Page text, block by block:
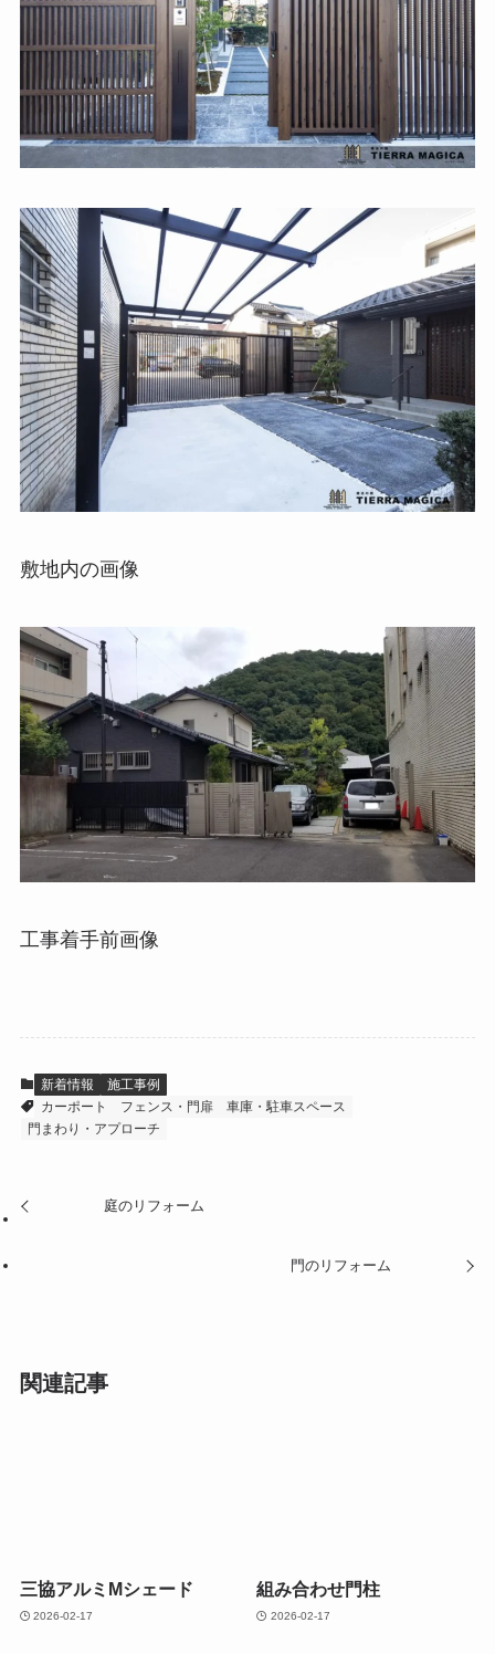
敷地内の画像
工事着手前画像
新着情報
施工事例
カーポート
フェンス・門扉
車庫・駐車スペース
門まわり・アプローチ
庭のリフォーム
門のリフォーム
関連記事
三協アルミMシェード
2026-02-17
組み合わせ門柱
2026-02-17